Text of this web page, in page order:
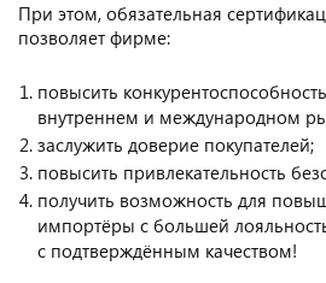
При этом, обязательная
позволяет фирме:
повысить
внутреннем и международном
заслужить доверие покупателей;
повысить привлекательность
получить возможность для
импортёры с большей
с подтверждённым качеством!